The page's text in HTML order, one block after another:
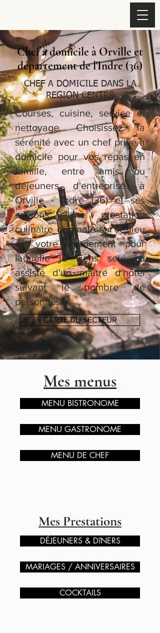
Chef à domicile à Orville et
département de l'Indre (36)
CHEF A DOMICILE DANS LA
REGION CENTRE
Courses, cuisine, service et
nettoyage. Choisissez la
sérénité avec un chef privé à
domicile pour vos repas en
famille, entre amis ou
déjeuners d'entreprise à
Orville - Indre (36) et ses
envions. Une prestation
culinaire originale sur le lieu
de votre évènement pour
laquelle je viens seul ou
assisté d'un maître d'hôtel
suivant le nombre de
personnes.
CARTE DU SECTEUR
Mes menus
MENU BISTRONOME
MENU GASTRONOME
MENU DE CHEF
Mes Prestations
DÉJEUNERS & DîNERS
MARIAGES / ANNIVERSAIRES
COCKTAILS